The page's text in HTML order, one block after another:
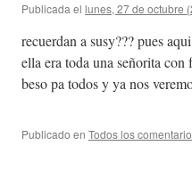
Publicada el lunes, 27 de octubre
recuerdan a susy??? pues
ella era toda una señorita
beso pa todos y ya nos
Publicado en Todos los